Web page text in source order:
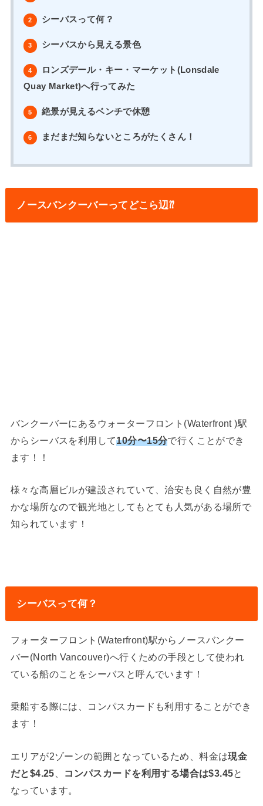
2 シーバスって何？
3 シーバスから見える景色
4
ロンズデール・キー・マーケット(Lonsdale
Quay Market)へ行ってみた
5 絶景が見えるベンチで休憩
6 まだまだ知らないところがたくさん！
ノースバンクーバーってどこら辺⁇
バンクーバーにあるウォーターフロント(Waterfront )駅
からシーバスを利用して10分〜15分で行くことができ
ます！！
様々な高層ビルが建設されていて、治安も良く自然が豊
かな場所なので観光地としてもとても人気がある場所で
知られています！
シーバスって何？
フォーターフロント(Waterfront)駅からノースバンクー
バー(North Vancouver)へ行くための手段として使われ
ている船のことをシーバスと呼んでいます！
乗船する際には、コンパスカードも利用することができ
ます！
エリアが2ゾーンの範囲となっているため、料金は現金
だと$4.25
コンパスカードを利用する場合は$3.45と
なっています。